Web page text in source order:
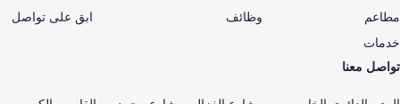
مطاعم
خدمات
وظائف
ابق على تواصل
تواصل معنا